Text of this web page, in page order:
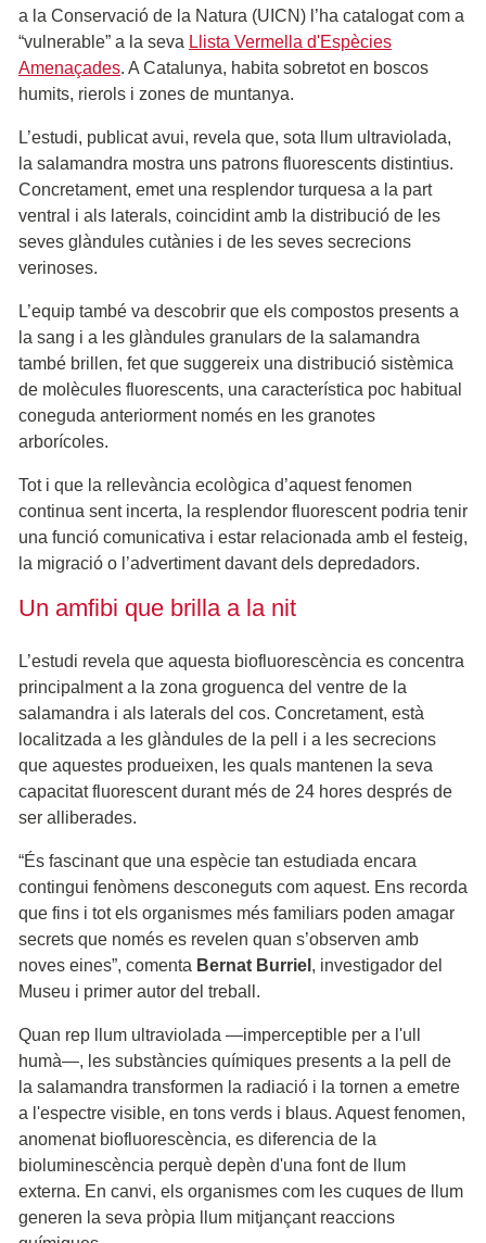
a la Conservació de la Natura (UICN) l’ha catalogat com a
“vulnerable” a la seva Llista Vermella d'Espècies
Amenaçades. A Catalunya, habita sobretot en boscos
humits, rierols i zones de muntanya.
L’estudi, publicat avui, revela que, sota llum ultraviolada,
la salamandra mostra uns patrons fluorescents distintius.
Concretament, emet una resplendor turquesa a la part
ventral i als laterals, coincidint amb la distribució de les
seves glàndules cutànies i de les seves secrecions
verinoses.
L’equip també va descobrir que els compostos presents a
la sang i a les glàndules granulars de la salamandra
també brillen, fet que suggereix una distribució sistèmica
de molècules fluorescents, una característica poc habitual
coneguda anteriorment només en les granotes
arborícoles.
Tot i que la rellevància ecològica d’aquest fenomen
continua sent incerta, la resplendor fluorescent podria tenir
una funció comunicativa i estar relacionada amb el festeig,
la migració o l’advertiment davant dels depredadors.
Un amfibi que brilla a la nit
L’estudi revela que aquesta biofluorescència es concentra
principalment a la zona groguenca del ventre de la
salamandra i als laterals del cos. Concretament, està
localitzada a les glàndules de la pell i a les secrecions
que aquestes produeixen, les quals mantenen la seva
capacitat fluorescent durant més de 24 hores després de
ser alliberades.
“És fascinant que una espècie tan estudiada encara
contingui fenòmens desconeguts com aquest. Ens recorda
que fins i tot els organismes més familiars poden amagar
secrets que només es revelen quan s’observen amb
noves eines”, comenta Bernat Burriel , investigador del
Museu i primer autor del treball.
Quan rep llum ultraviolada —imperceptible per a l'ull
humà—, les substàncies químiques presents a la pell de
la salamandra transformen la radiació i la tornen a emetre
a l'espectre visible, en tons verds i blaus. Aquest fenomen,
anomenat biofluorescència, es diferencia de la
bioluminescència perquè depèn d'una font de llum
externa. En canvi, els organismes com les cuques de llum
generen la seva pròpia llum mitjançant reaccions